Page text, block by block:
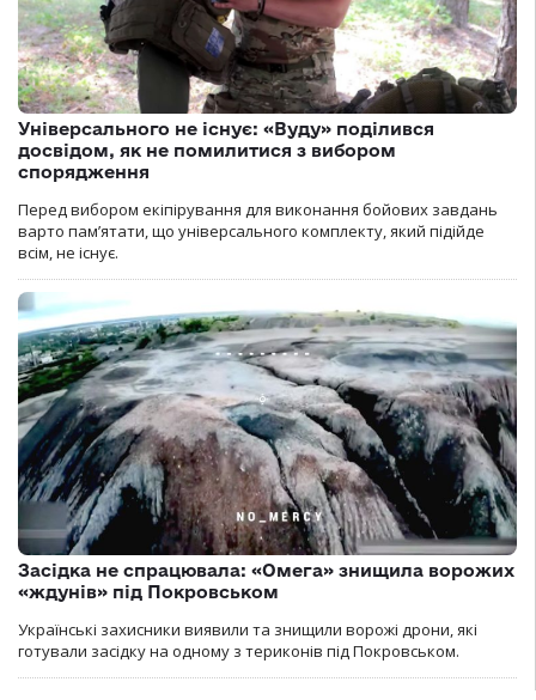
Універсального не існує: «Вуду» поділився
досвідом, як не помилитися з вибором
спорядження
Перед вибором екіпірування для виконання бойових завдань
варто пам’ятати, що універсального комплекту, який підійде
всім, не існує.
Засідка не спрацювала: «Омега» знищила ворожих
«ждунів» під Покровськом
Українські захисники виявили та знищили ворожі дрони, які
готували засідку на одному з териконів під Покровськом.